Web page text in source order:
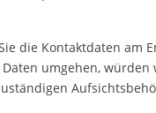
die Kontaktdaten am
umgehen, würden